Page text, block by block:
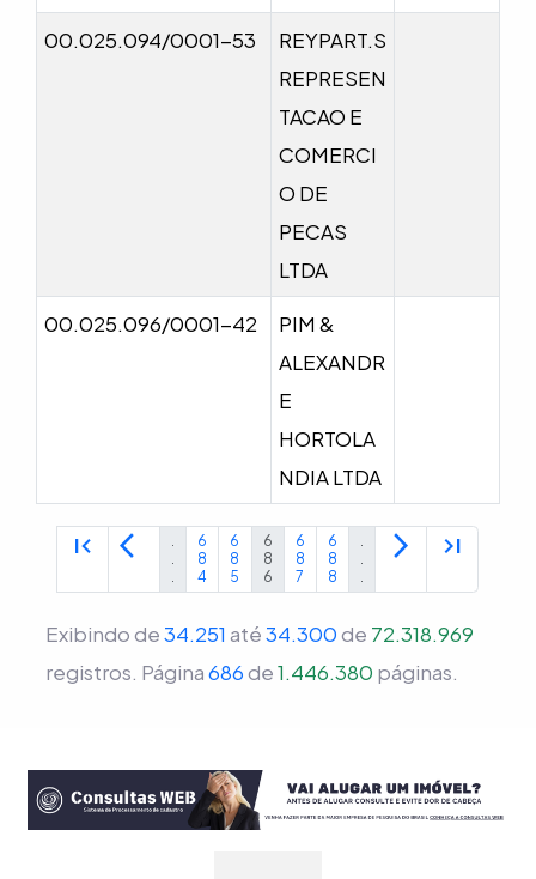
00.025.094/0001-53
REYPART.S
REPRESEN
TACAO E
COMERCI
O DE
PECAS
LTDA
00.025.096/0001-42
PIM &
ALEXANDR
E
HORTOLA
NDIA LTDA
first_page arrow_back_ios
.
.
.
6
8
4
6
8
5
6
8
6
6
8
7
6
8
8
.
.
.
arrow_forward_ios last_page
Exibindo de34.251 até34.300de 72.318.969
registros. Página686de1.446.380 páginas.